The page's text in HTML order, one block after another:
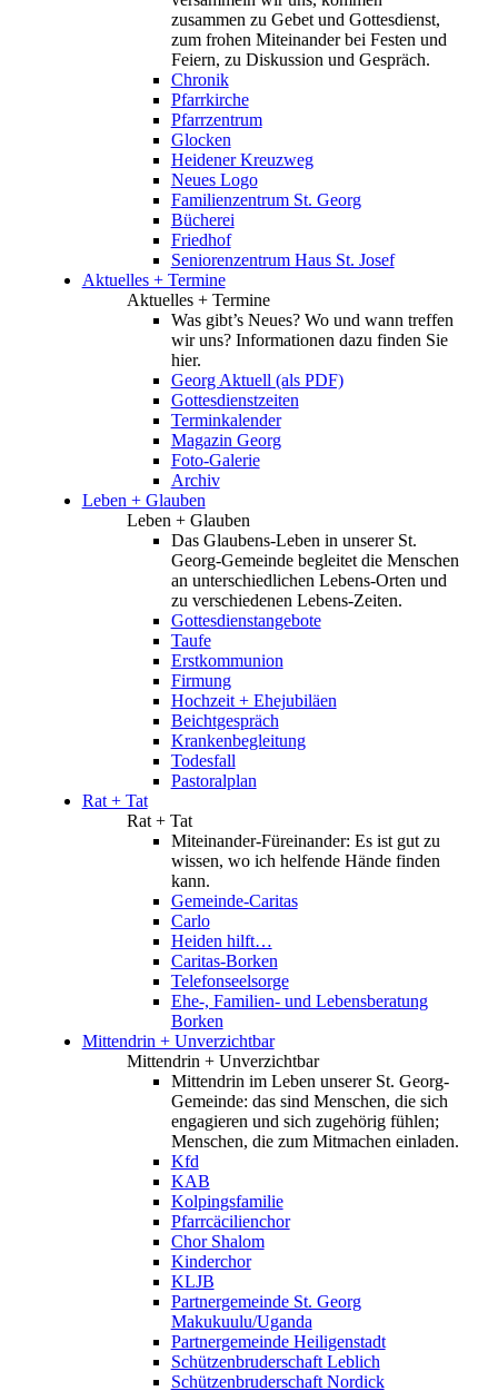
zusammen zu Gebet und Gottesdienst,
zum frohen Miteinander bei Festen und
Feiern, zu Diskussion und Gespräch.
Chronik
Pfarrkirche
Pfarrzentrum
Glocken
Heidener Kreuzweg
Neues Logo
Familienzentrum St. Georg
Bücherei
Friedhof
Seniorenzentrum Haus St. Josef
Aktuelles + Termine
Aktuelles + Termine
Was gibt’s Neues? Wo und wann treffen
wir uns? Informationen dazu finden Sie
hier.
Georg Aktuell (als PDF)
Gottesdienstzeiten
Terminkalender
Magazin Georg
Foto-Galerie
Archiv
Leben + Glauben
Leben + Glauben
Das Glaubens-Leben in unserer St.
Georg-Gemeinde begleitet die Menschen
an unterschiedlichen Lebens-Orten und
zu verschiedenen Lebens-Zeiten.
Gottesdienstangebote
Taufe
Erstkommunion
Firmung
Hochzeit + Ehejubiläen
Beichtgespräch
Krankenbegleitung
Todesfall
Pastoralplan
Rat + Tat
Rat + Tat
Miteinander-Füreinander: Es ist gut zu
wissen, wo ich helfende Hände finden
kann.
Gemeinde-Caritas
Carlo
Heiden hilft…
Caritas-Borken
Telefonseelsorge
Ehe-, Familien- und Lebensberatung
Borken
Mittendrin + Unverzichtbar
Mittendrin + Unverzichtbar
Mittendrin im Leben unserer St. Georg-
Gemeinde: das sind Menschen, die sich
engagieren und sich zugehörig fühlen;
Menschen, die zum Mitmachen einladen.
Kfd
KAB
Kolpingsfamilie
Pfarrcäcilienchor
Chor Shalom
Kinderchor
KLJB
Partnergemeinde St. Georg
Makukuulu/Uganda
Partnergemeinde Heiligenstadt
Schützenbruderschaft Leblich
Schützenbruderschaft Nordick